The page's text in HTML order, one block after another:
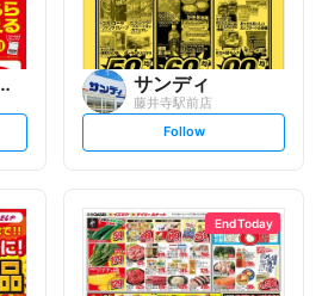
サンディ
藤井寺駅前店
s
t
l
o
w
Follow
End Today